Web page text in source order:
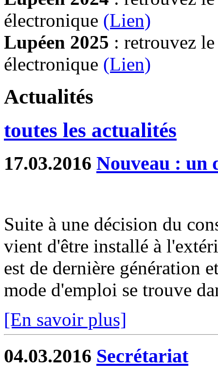
électronique (Lien)
Lupéen 2025 : retrouvez
électronique (Lien)
Actualités
toutes les actualités
17.03.2016 Nouveau :
Suite à une décision du
vient d'être installé à
est de dernière génération
mode d'emploi se trouve
[En savoir plus]
04.03.2016 Secrétariat